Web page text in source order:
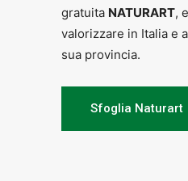
gratuita NATURART,
valorizzare in Italia e
sua provincia.
Sfoglia Naturart